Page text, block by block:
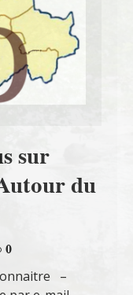
sur
du
0
–